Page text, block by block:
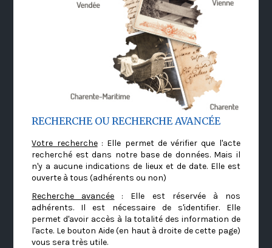
RECHERCHE OU RECHERCHE AVANCÉE
Votre recherche: Elle permet de vérifier que l'acte
recherché est dans notre base de données. Mais il
n'y a aucune indications de lieux et de date. Elle est
ouverte à tous (adhérents ou non)
Recherche avancée : Elle est réservée à nos
adhérents. Il est nécessaire de s'identifier. Elle
permet d'avoir accès à la totalité des information de
l'acte. Le bouton Aide (en haut à droite de cette page)
vous sera très utile.